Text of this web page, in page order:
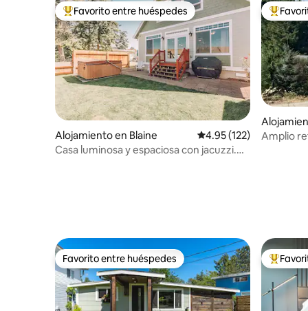
Favorito entre huéspedes preferido
Favorito entre huéspedes
Alojamiento en Blaine Calificación promedio:
4.95 (122)
Casa luminosa y espaciosa con jacuzzi.
Amplio
Favorito entre huéspedes
Favorito entre huéspedes